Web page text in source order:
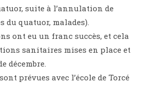
suite à l’annulation de
du quatuor, malades).
ont eu un franc succès, et cela
sanitaires mises en place et
décembre.
prévues avec l’école de Torcé